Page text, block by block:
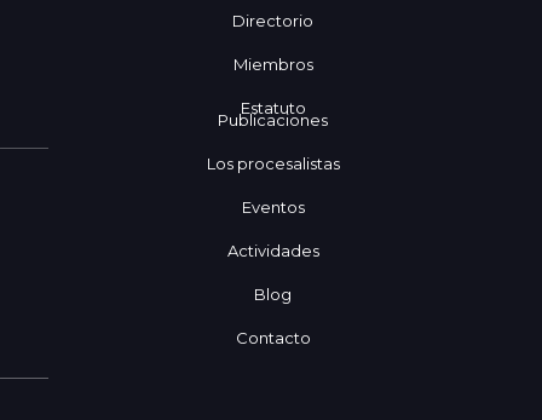
Directorio
Miembros
Estatuto
Publicaciones
Los procesalistas
Eventos
Actividades
Blog
Contacto